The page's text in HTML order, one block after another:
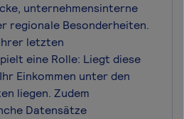
unternehmensinterne
regionale Besonderheiten.
letzten
eine Rolle: Liegt diese
Einkommen unter den
liegen. Zudem
Datensätze